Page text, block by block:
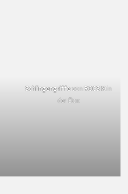
SchlingengriffevonROCSIXin
der Box